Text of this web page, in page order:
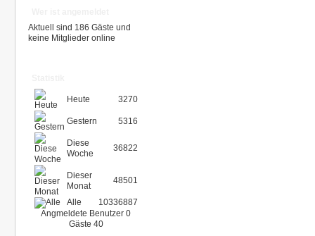
Aktuell sind 186 Gäste und
keine Mitglieder online
Heute 3270
Gestern 5316
Diese
Woche
36822
Dieser
Monat
48501
Alle
10336887
Angmeldete Benutzer 0
Gäste 40